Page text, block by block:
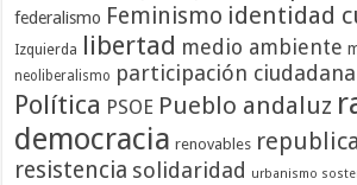
federalismo Feminismo identidad
Izquierda libertad medio ambiente
neoliberalismo participación ciudadana
Política PSOE Pueblo andaluz
democracia renovables
resistencia solidaridad urbanismo